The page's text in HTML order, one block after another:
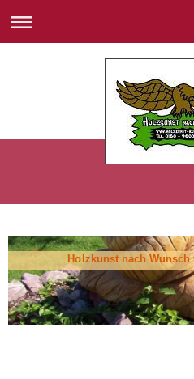
Holzkunst nach